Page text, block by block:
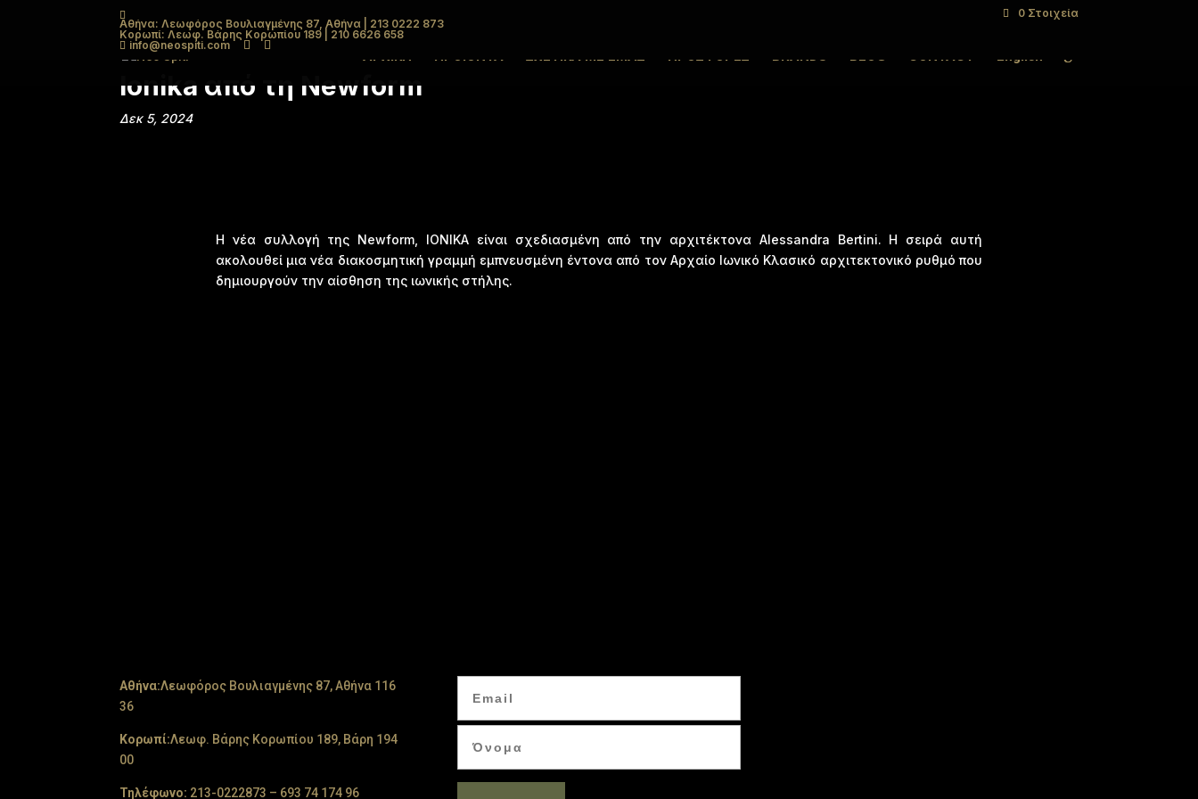
Αθήνα: Λεωφόρος Βουλιαγμένης 87, Αθήνα | 213 0222 873
Κορωπί: Λεωφ. Βάρης Κορωπίου 189 | 210 6626 658
info@neospiti.com
0 Στοιχεία
ΑΡΧΙΚΗ ΠΡΟΙΟΝΤΑ ΣΧΕΤΙΚΑ ΜΕ ΕΜΑΣ ΠΡΟΣΦΟΡΕΣ BRANDS BLOG CONTACT English
Ionika από τη Newform
Δεκ 5, 2024
Η νέα συλλογή της Newform, IONIKA είναι σχεδιασμένη από την αρχιτέκτονα Alessandra Bertini. Η σειρά αυτή
ακολουθεί μια νέα διακοσμητική γραμμή εμπνευσμένη έντονα από τον Αρχαίο Ιωνικό Κλασικό αρχιτεκτονικό ρυθμό που
δημιουργούν την αίσθηση της ιωνικής στήλης.
Aθήνα:Λεωφόρος Βουλιαγμένης 87, Αθήνα 116
36
Κορωπί:Λεωφ. Βάρης Κορωπίου 189, Βάρη 194
00
Τηλέφωνο: 213-0222873 – 693 74 174 96